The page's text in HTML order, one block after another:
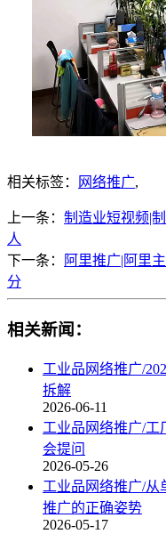
相关标签： 网络推广,
上一条： 制造业短视频|
人
下一条：
阿里推广|阿里
分
相关新闻：
工业品网络推广/
拆解
2026-06-11
工业品网络推广/工
会提问
2026-05-26
工业品网络推广/从
推广的正确姿势
2026-05-17